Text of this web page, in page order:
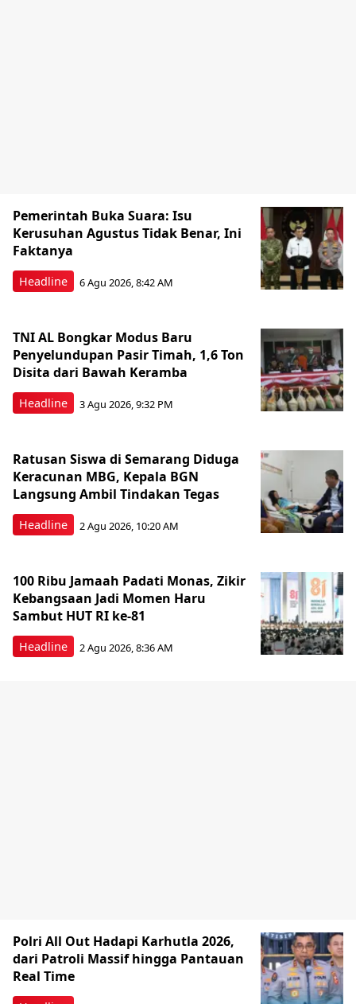
Headline
Pemerintah Buka Suara: Isu
Kerusuhan Agustus Tidak Benar, Ini
Faktanya
6 Agu 2026, 8:42 AM
Headline
TNI AL Bongkar Modus Baru
Penyelundupan Pasir Timah, 1,6 Ton
Disita dari Bawah Keramba
3 Agu 2026, 9:32 PM
Headline
Ratusan Siswa di Semarang Diduga
Keracunan MBG, Kepala BGN
Langsung Ambil Tindakan Tegas
2 Agu 2026, 10:20 AM
Headline
100 Ribu Jamaah Padati Monas, Zikir
Kebangsaan Jadi Momen Haru
Sambut HUT RI ke-81
2 Agu 2026, 8:36 AM
Polri All Out Hadapi Karhutla 2026,
dari Patroli Massif hingga Pantauan
Real Time